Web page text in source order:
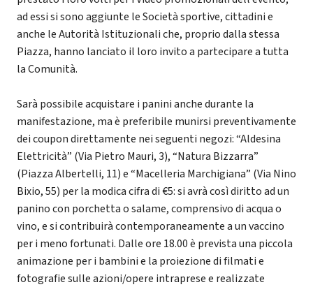
ad essi si sono aggiunte le Società sportive, cittadini e
anche le Autorità Istituzionali che, proprio dalla stessa
Piazza, hanno lanciato il loro invito a partecipare a tutta
la Comunità.
Sarà possibile acquistare i panini anche durante la
manifestazione, ma è preferibile munirsi preventivamente
dei coupon direttamente nei seguenti negozi: “Aldesina
Elettricità” (Via Pietro Mauri, 3), “Natura Bizzarra”
(Piazza Albertelli, 11) e “Macelleria Marchigiana” (Via Nino
Bixio, 55) per la modica cifra di €5: si avrà così diritto ad un
panino con porchetta o salame, comprensivo di acqua o
vino, e si contribuirà contemporaneamente a un vaccino
per i meno fortunati. Dalle ore 18.00 è prevista una piccola
animazione per i bambini e la proiezione di filmati e
fotografie sulle azioni/opere intraprese e realizzate